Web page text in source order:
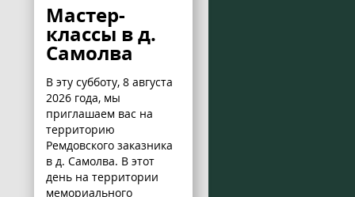
Мастер-
классы в д.
Самолва
В эту субботу, 8 августа
2026 года, мы
приглашаем вас на
территорию
Ремдовского заказника
в д. Самолва. В этот
день на территории
мемориального